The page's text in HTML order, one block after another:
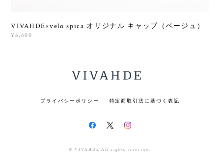
VIVAHDE×velo spica オリジナル キャップ（ベージュ）
¥6,600
プライバシーポリシー 特定商取引法に基づく表記
© VIVAHDE All rights reserved.